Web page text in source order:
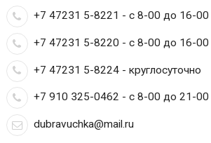
+7 47231 5-8221 - с 8-00 до 16-00
+7 47231 5-8220 - с 8-00 до 16-00
+7 47231 5-8224 - круглосуточно
+7 910 325-0462 - с 8-00 до 21-00
dubravuchka@mail.ru